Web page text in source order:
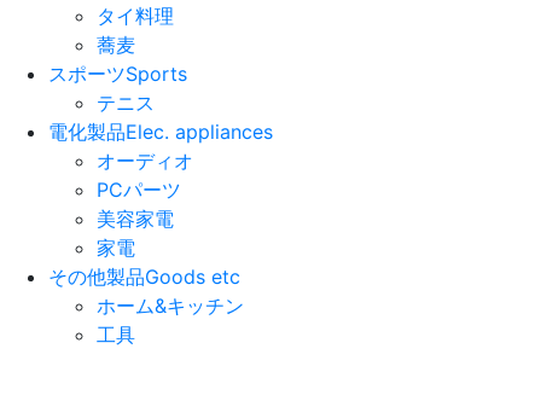
タイ料理
蕎麦
スポーツSports
テニス
電化製品Elec. appliances
オーディオ
PCパーツ
美容家電
家電
その他製品Goods etc
ホーム&キッチン
工具